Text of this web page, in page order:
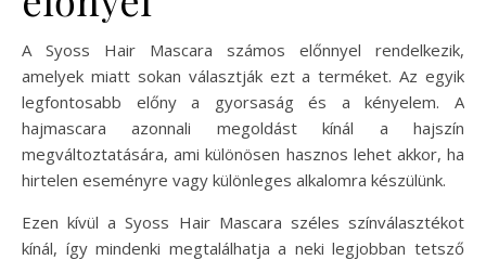
A Syoss Hair Mascara számos előnnyel rendelkezik,
amelyek miatt sokan választják ezt a terméket. Az egyik
legfontosabb előny a gyorsaság és a kényelem. A
hajmascara azonnali megoldást kínál a hajszín
megváltoztatására, ami különösen hasznos lehet akkor, ha
hirtelen eseményre vagy különleges alkalomra készülünk.
Ezen kívül a Syoss Hair Mascara széles színválasztékot
kínál, így mindenki megtalálhatja a neki legjobban tetsző